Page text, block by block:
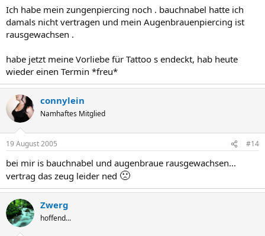
Ich habe mein zungenpiercing noch . bauchnabel hatte ich
damals nicht vertragen und mein Augenbrauenpiercing ist
rausgewachsen .
habe jetzt meine Vorliebe für Tattoo s endeckt, hab heute
wieder einen Termin *freu*
connylein
Namhaftes Mitglied
19 August 2005 #14
bei mir is bauchnabel und augenbraue rausgewachsen...
vertrag das zeug leider ned 🙁
Zwerg
hoffend...